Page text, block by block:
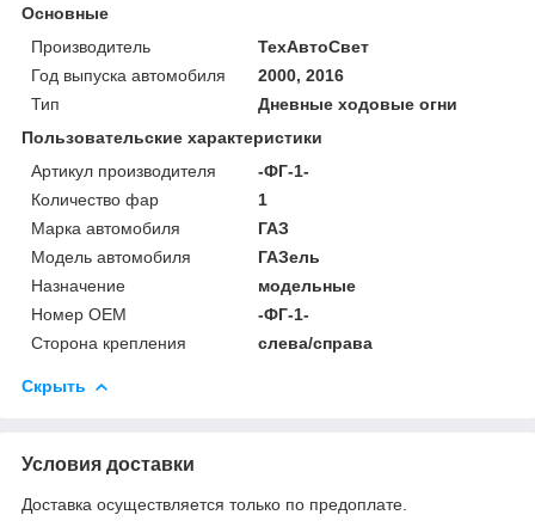
Основные
Производитель
ТехАвтоСвет
Год выпуска автомобиля
2000, 2016
Тип
Дневные ходовые огни
Пользовательские характеристики
Артикул производителя
-ФГ-1-
Количество фар
1
Марка автомобиля
ГАЗ
Модель автомобиля
ГАЗель
Назначение
модельные
Номер OEM
-ФГ-1-
Сторона крепления
слева/справа
Скрыть
Условия доставки
Доставка осуществляется только по предоплате.